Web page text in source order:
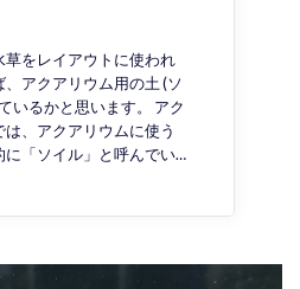
草をレイアウトに使われ
アクアリウム用の土 (ソ
いるかと思います。 アク
、アクアリウムに使う
に「ソイル」と呼んでい…